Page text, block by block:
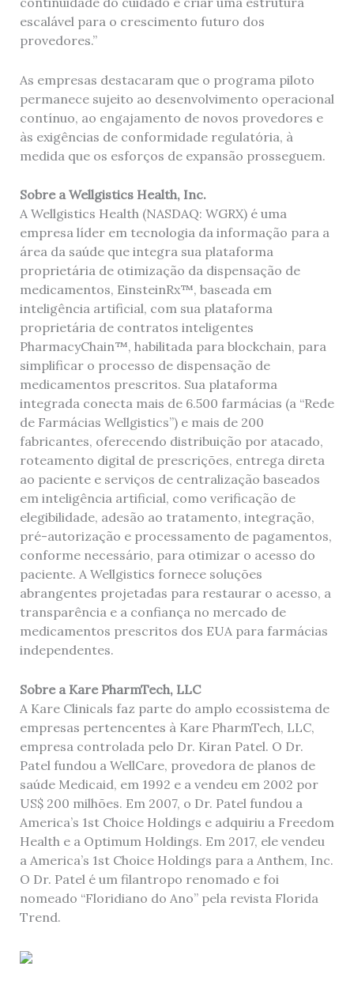
escalável para o crescimento futuro dos
provedores.”
As empresas destacaram que o programa piloto
permanece sujeito ao desenvolvimento operacional
contínuo, ao engajamento de novos provedores e
às exigências de conformidade regulatória, à
medida que os esforços de expansão prosseguem.
Sobre a Wellgistics Health, Inc.
A Wellgistics Health (NASDAQ: WGRX) é uma
empresa líder em tecnologia da informação para a
área da saúde que integra sua plataforma
proprietária de otimização da dispensação de
medicamentos, EinsteinRx™, baseada em
inteligência artificial, com sua plataforma
proprietária de contratos inteligentes
PharmacyChain™, habilitada para blockchain, para
simplificar o processo de dispensação de
medicamentos prescritos. Sua plataforma
integrada conecta mais de 6.500 farmácias (a “Rede
de Farmácias Wellgistics”) e mais de 200
fabricantes, oferecendo distribuição por atacado,
roteamento digital de prescrições, entrega direta
ao paciente e serviços de centralização baseados
em inteligência artificial, como verificação de
elegibilidade, adesão ao tratamento, integração,
pré-autorização e processamento de pagamentos,
conforme necessário, para otimizar o acesso do
paciente. A Wellgistics fornece soluções
abrangentes projetadas para restaurar o acesso, a
transparência e a confiança no mercado de
medicamentos prescritos dos EUA para farmácias
independentes.
Sobre a Kare PharmTech, LLC
A Kare Clinicals faz parte do amplo ecossistema de
empresas pertencentes à Kare PharmTech, LLC,
empresa controlada pelo Dr. Kiran Patel. O Dr.
Patel fundou a WellCare, provedora de planos de
saúde Medicaid, em 1992 e a vendeu em 2002 por
US$ 200 milhões. Em 2007, o Dr. Patel fundou a
America’s 1st Choice Holdings e adquiriu a Freedom
Health e a Optimum Holdings. Em 2017, ele vendeu
a America’s 1st Choice Holdings para a Anthem, Inc.
O Dr. Patel é um filantropo renomado e foi
nomeado “Floridiano do Ano” pela revista Florida
Trend.